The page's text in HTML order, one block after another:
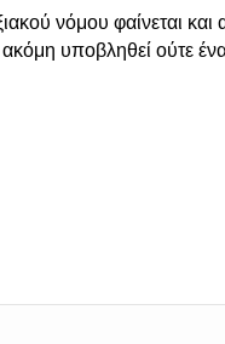
νόμου φαίνεται
υποβληθεί ούτε